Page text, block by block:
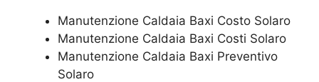
Manutenzione Caldaia Baxi Costo Solaro
Manutenzione Caldaia Baxi Costi Solaro
Manutenzione Caldaia Baxi Preventivo
Solaro